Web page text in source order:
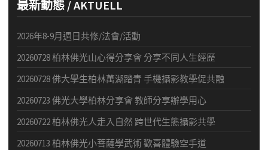
最新動態 / AKTUELL
2026年8-9月週日共修/法會/活動
20260728 柏林佛光山心得分享會 分享不同人生經歷
20260728 佛大學生柏林萬湖踏青 手機攝影教學促共融
20260723 佛光大學柏林分享會 教師分享辦學用心
20260722 柏林佛光人走入自然 跨世代生態攝影共學
20260713 柏林佛光小菩薩學武術 歡喜體驗空手道